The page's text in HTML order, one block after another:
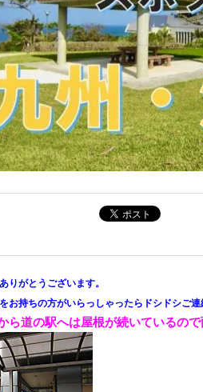
りがとうございます。
お持ちの方がいらっしゃったらドシドシご
ら道の駅へは屋根が続いているので